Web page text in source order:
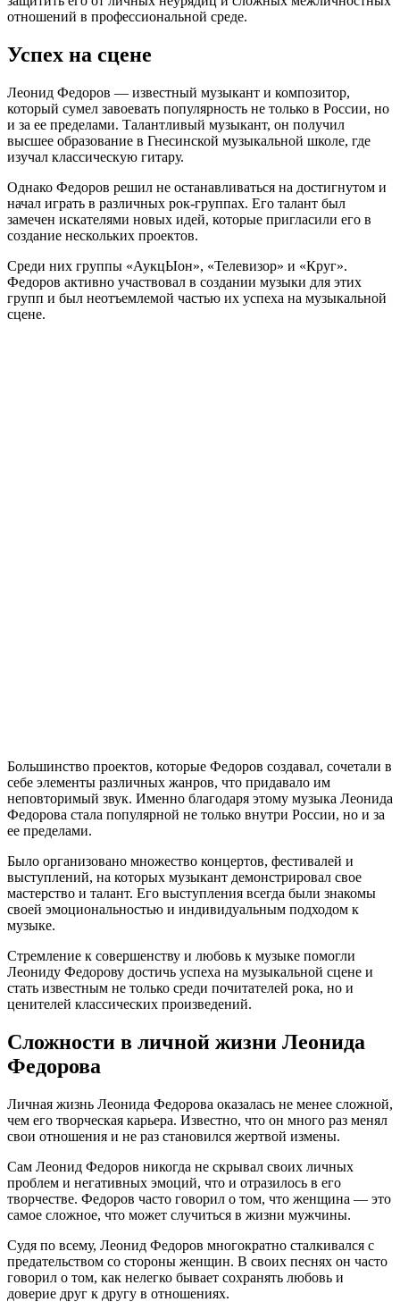
отношений в профессиональной среде.
Успех на сцене
Леонид Федоров — известный музыкант и композитор,
который сумел завоевать популярность не только в России, но
и за ее пределами. Талантливый музыкант, он получил
высшее образование в Гнесинской музыкальной школе, где
изучал классическую гитару.
Однако Федоров решил не останавливаться на достигнутом и
начал играть в различных рок-группах. Его талант был
замечен искателями новых идей, которые пригласили его в
создание нескольких проектов.
Среди них группы «АукцЫон», «Телевизор» и «Круг».
Федоров активно участвовал в создании музыки для этих
групп и был неотъемлемой частью их успеха на музыкальной
сцене.
Большинство проектов, которые Федоров создавал, сочетали в
себе элементы различных жанров, что придавало им
неповторимый звук. Именно благодаря этому музыка Леонида
Федорова стала популярной не только внутри России, но и за
ее пределами.
Было организовано множество концертов, фестивалей и
выступлений, на которых музыкант демонстрировал свое
мастерство и талант. Его выступления всегда были знакомы
своей эмоциональностью и индивидуальным подходом к
музыке.
Стремление к совершенству и любовь к музыке помогли
Леониду Федорову достичь успеха на музыкальной сцене и
стать известным не только среди почитателей рока, но и
ценителей классических произведений.
Сложности в личной жизни Леонида
Федорова
Личная жизнь Леонида Федорова оказалась не менее сложной,
чем его творческая карьера. Известно, что он много раз менял
свои отношения и не раз становился жертвой измены.
Сам Леонид Федоров никогда не скрывал своих личных
проблем и негативных эмоций, что и отразилось в его
творчестве. Федоров часто говорил о том, что женщина — это
самое сложное, что может случиться в жизни мужчины.
Судя по всему, Леонид Федоров многократно сталкивался с
предательством со стороны женщин. В своих песнях он часто
говорил о том, как нелегко бывает сохранять любовь и
доверие друг к другу в отношениях.